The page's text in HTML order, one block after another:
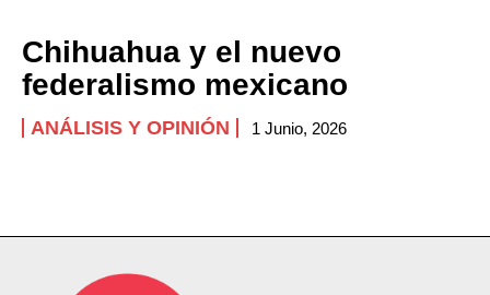
Chihuahua y el nuevo
federalismo mexicano
ANÁLISIS Y OPINIÓN 1 Junio, 2026